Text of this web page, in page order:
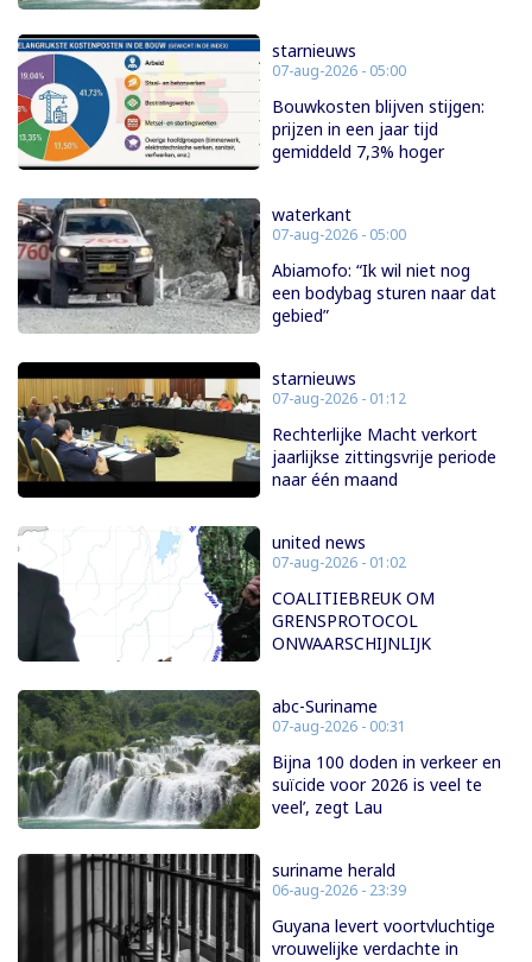
starnieuws
07-aug-2026 - 05:00
Bouwkosten blijven stijgen:
prijzen in een jaar tijd
gemiddeld 7,3% hoger
waterkant
07-aug-2026 - 05:00
Abiamofo: “Ik wil niet nog
een bodybag sturen naar dat
gebied”
starnieuws
07-aug-2026 - 01:12
Rechterlijke Macht verkort
jaarlijkse zittingsvrije periode
naar één maand
united news
07-aug-2026 - 01:02
COALITIEBREUK OM
GRENSPROTOCOL
ONWAARSCHIJNLIJK
abc-Suriname
07-aug-2026 - 00:31
Bijna 100 doden in verkeer en
suïcide voor 2026 is veel te
veel’, zegt Lau
suriname herald
06-aug-2026 - 23:39
Guyana levert voortvluchtige
vrouwelijke verdachte in